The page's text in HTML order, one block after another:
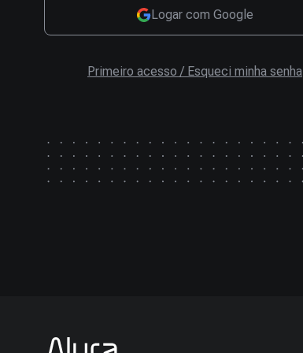
Logar com Google
Primeiro acesso / Esqueci minha senha